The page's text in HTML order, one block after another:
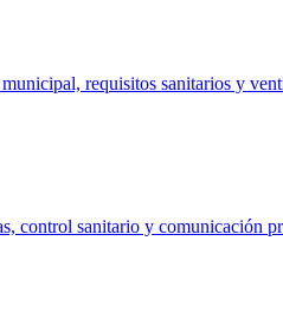
requisitos sanitarios y
control sanitario y comunicación